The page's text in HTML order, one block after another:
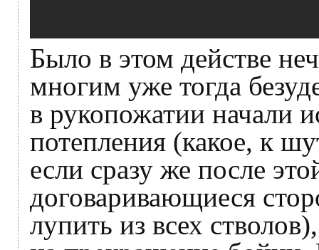
Было в этом действе
многим уже тогда
в рукопожатии начали
потепления (какое, к
если сразу же после
договаривающиеся
лупить из всех